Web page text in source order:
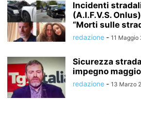
Incidenti
(A.I.F.V.S.
“Morti sulle
redazione - 11 Maggio
Sicurezza
impegno
redazione - 13 Marzo